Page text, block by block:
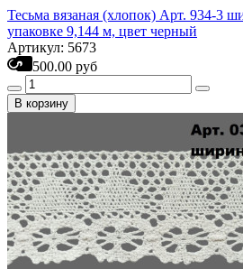
Тесьма вязаная (хлопок) Арт. 934-3
упаковке 9,144 м, цвет черный
Артикул: 5673
500.00 руб
В корзину